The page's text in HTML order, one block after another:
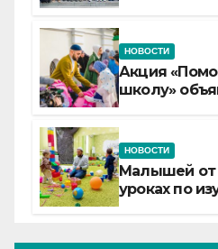
НОВОСТИ
Акция
школу»
НОВОСТИ
Малышей от
уроках по